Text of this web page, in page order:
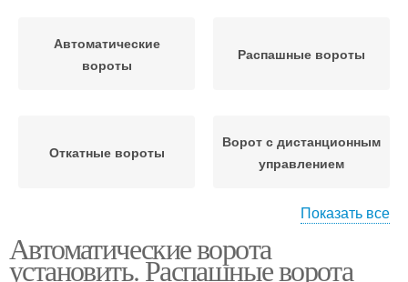
Автоматические
вороты
Распашные вороты
Откатные вороты
Ворот с дистанционным
управлением
Рулонные вороты
распашные ворота
Показать все
Автоматические ворота
установить. Распашные ворота